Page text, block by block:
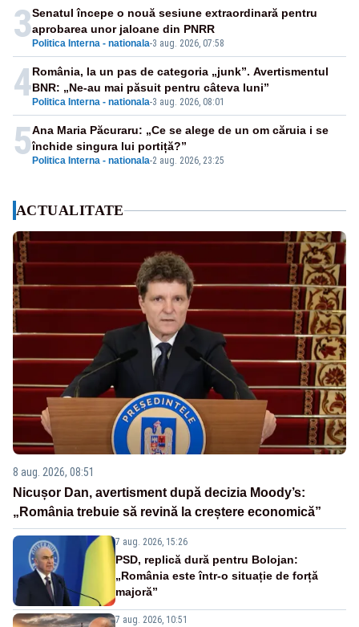
3 Politica Interna - nationala-3 aug. 2026, 07:58
Senatul începe o nouă sesiune extraordinară pentru
aprobarea unor jaloane din PNRR
4 Politica Interna - nationala-3 aug. 2026, 08:01
România, la un pas de categoria „junk”. Avertismentul
BNR: „Ne-au mai păsuit pentru câteva luni”
5 Politica Interna - nationala-2 aug. 2026, 23:25
Ana Maria Păcuraru: „Ce se alege de un om căruia i se
închide singura lui portiță?”
ACTUALITATE
8 aug. 2026, 08:51
Nicușor Dan, avertisment după decizia Moody’s:
„România trebuie să revină la creștere economică”
7 aug. 2026, 15:26
PSD, replică dură pentru Bolojan:
„România este într-o situație de forță
majoră”
7 aug. 2026, 10:51